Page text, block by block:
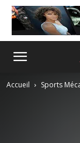
Accueil Sports